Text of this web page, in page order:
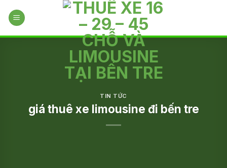
TIN TỨC
giá thuê xe limousine đi bến tre